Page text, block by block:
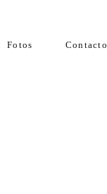
Fotos Contacto